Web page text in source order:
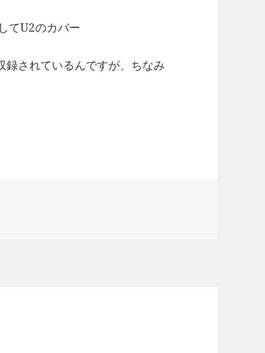
てU2のカバー
されているんですが、ちなみ